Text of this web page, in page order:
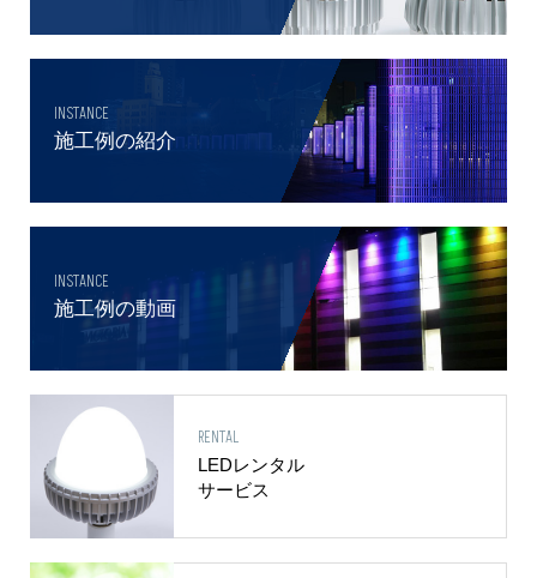
INSTANCE
施工例の紹介
INSTANCE
施工例の動画
RENTAL
LEDレンタル
サービス